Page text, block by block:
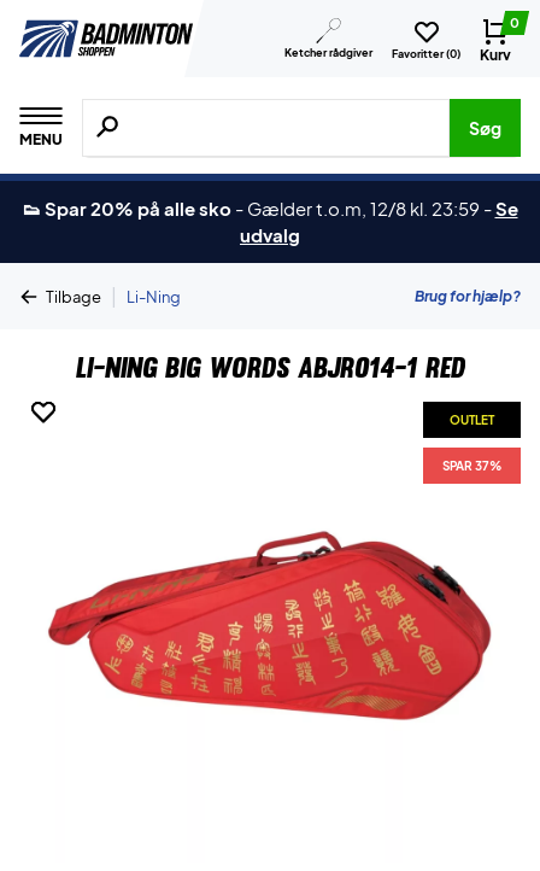
Ketcher rådgiver Favoritter (0)
0
Kurv
MENU
Søg efter produkter, mærker etc.
Søg
👟 Spar 20% på alle sko - Gælder t.o.m, 12/8 kl. 23:59 -Se
udvalg
Tilbage | Li-Ning Brug for hjælp?
Li-Ning Big Words ABJR014-1 Red
OUTLET
SPAR 37%
OUTLET
SPAR 37%